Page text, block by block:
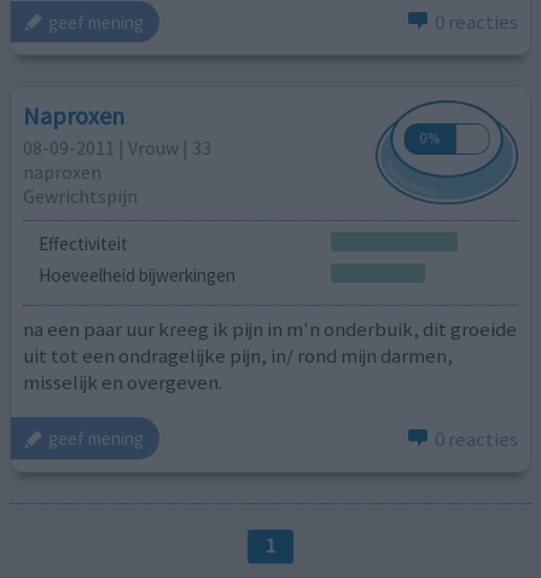
geef mening 0 reacties
Naproxen
08-09-2011 | Vrouw | 33
naproxen
Gewrichtspijn
Effectiviteit
Hoeveelheid bijwerkingen
na een paar uur kreeg ik pijn in m'n onderbuik, dit groeide
uit tot een ondragelijke pijn, in/ rond mijn darmen,
misselijk en overgeven.
geef mening 0 reacties
1